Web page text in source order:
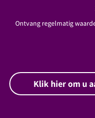
Ontvang regelmatig
Klik hier om u